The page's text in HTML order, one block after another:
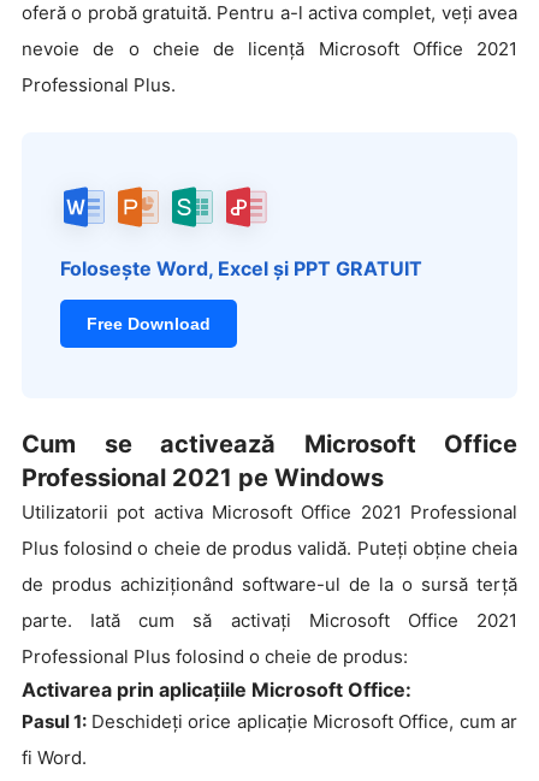
oferă o probă gratuită. Pentru a-l activa complet, veți avea
nevoie de o cheie de licență Microsoft Office 2021
Professional Plus.
Folosește Word, Excel și PPT GRATUIT
Free Download
Cum se activează Microsoft Office
Professional 2021 pe Windows
Utilizatorii pot activa Microsoft Office 2021 Professional
Plus folosind o cheie de produs validă. Puteți obține cheia
de produs achiziționând software-ul de la o sursă terță
parte. Iată cum să activați Microsoft Office 2021
Professional Plus folosind o cheie de produs:
Activarea prin aplicațiile Microsoft Office:
Pasul 1: Deschideți orice aplicație Microsoft Office, cum ar
fi Word.